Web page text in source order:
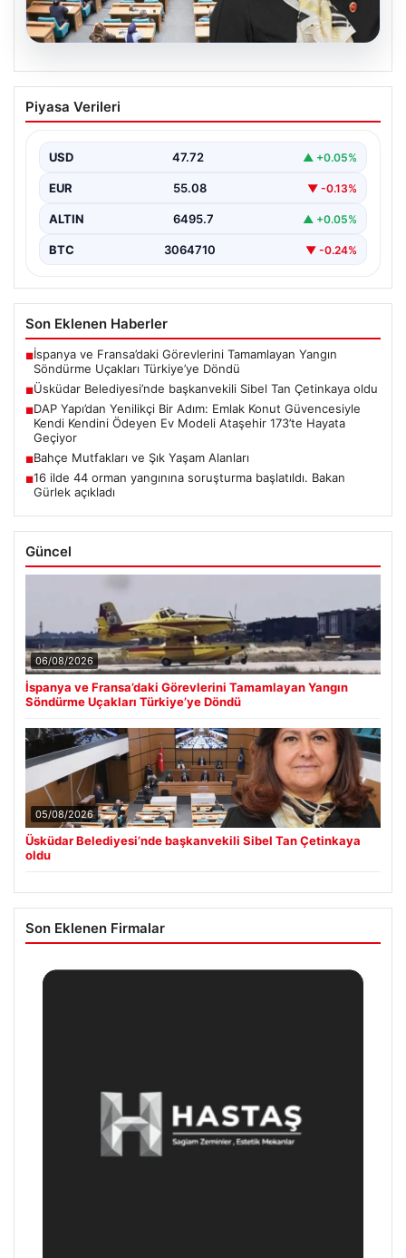
05.08.2026
Üsküdar Belediyesi’nde başkanvekili
Sibel Tan Çetinkaya oldu
Piyasa Verileri
USD 47.72 ▲ +0.05%
EUR 55.08 ▼ -0.13%
ALTIN 6495.7 ▲ +0.05%
BTC 3064710 ▼ -0.24%
Son Eklenen Haberler
■İspanya ve Fransa’daki Görevlerini Tamamlayan Yangın
Söndürme Uçakları Türkiye’ye Döndü
■Üsküdar Belediyesi’nde başkanvekili Sibel Tan Çetinkaya oldu
■DAP Yapı’dan Yenilikçi Bir Adım: Emlak Konut Güvencesiyle
Kendi Kendini Ödeyen Ev Modeli Ataşehir 173’te Hayata
Geçiyor
■Bahçe Mutfakları ve Şık Yaşam Alanları
■16 ilde 44 orman yangınına soruşturma başlatıldı. Bakan
Gürlek açıkladı
Güncel
06/08/2026
İspanya ve Fransa’daki Görevlerini Tamamlayan Yangın
Söndürme Uçakları Türkiye’ye Döndü
05/08/2026
Üsküdar Belediyesi’nde başkanvekili Sibel Tan Çetinkaya
oldu
Son Eklenen Firmalar